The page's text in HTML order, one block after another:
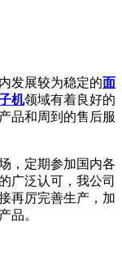
发展较为稳定的面
机领域有着良好的
品和周到的售后服
，定期参加国内各
广泛认可，我公司
再厉完善生产，加
品。